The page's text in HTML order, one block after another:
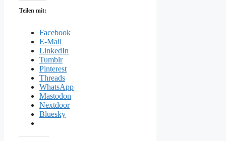
Teilen mit:
Facebook
E-Mail
LinkedIn
Tumblr
Pinterest
Threads
WhatsApp
Mastodon
Nextdoor
Bluesky